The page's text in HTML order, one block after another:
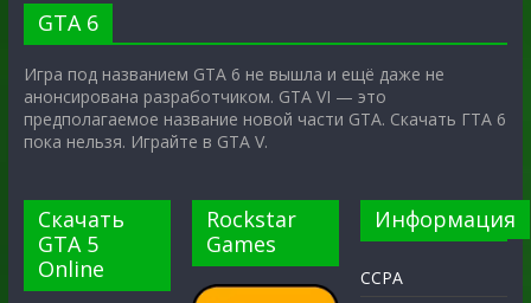
GTA 6
Игра под названием GTA 6 не вышла и ещё даже не
анонсирована разработчиком. GTA VI — это
предполагаемое название новой части GTA. Скачать ГТА 6
пока нельзя. Играйте в GTA V.
Скачать
GTA 5
Online
Rockstar
Games
Информация
CCPA